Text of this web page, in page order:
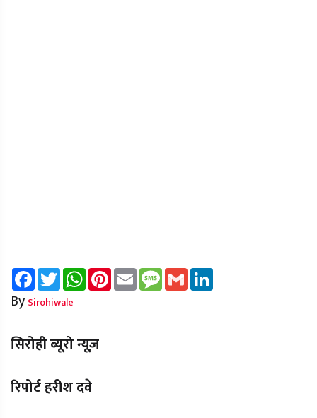
FacebookTwitterWhatsAppPinterest
Email Message
Gmail
By Sirohiwale
सिरोही ब्यूरो न्यूज़
रिपोर्ट हरीश दवे